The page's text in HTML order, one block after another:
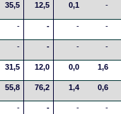
35,5 12,5 0,1 -
- - - -
- - - -
31,5 12,0 0,0 1,6
55,8 76,2 1,4 0,6
- - - -